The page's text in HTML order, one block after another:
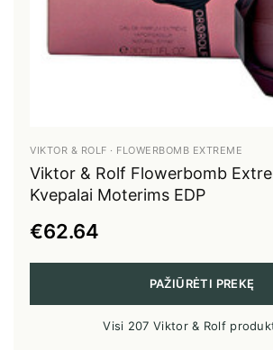
VIKTOR & ROLF · FLOWERBOMB EXTREME
Viktor & Rolf Flowerbomb
Kvepalai Moterims EDP
€62.64
PAŽIŪRĖTI PREKĘ
Visi 207 Viktor & Rolf
Taip, norėčiau gauti naujienlaiškį
produktus, paslaugas bei
GAUTI NUOLAIDĄ